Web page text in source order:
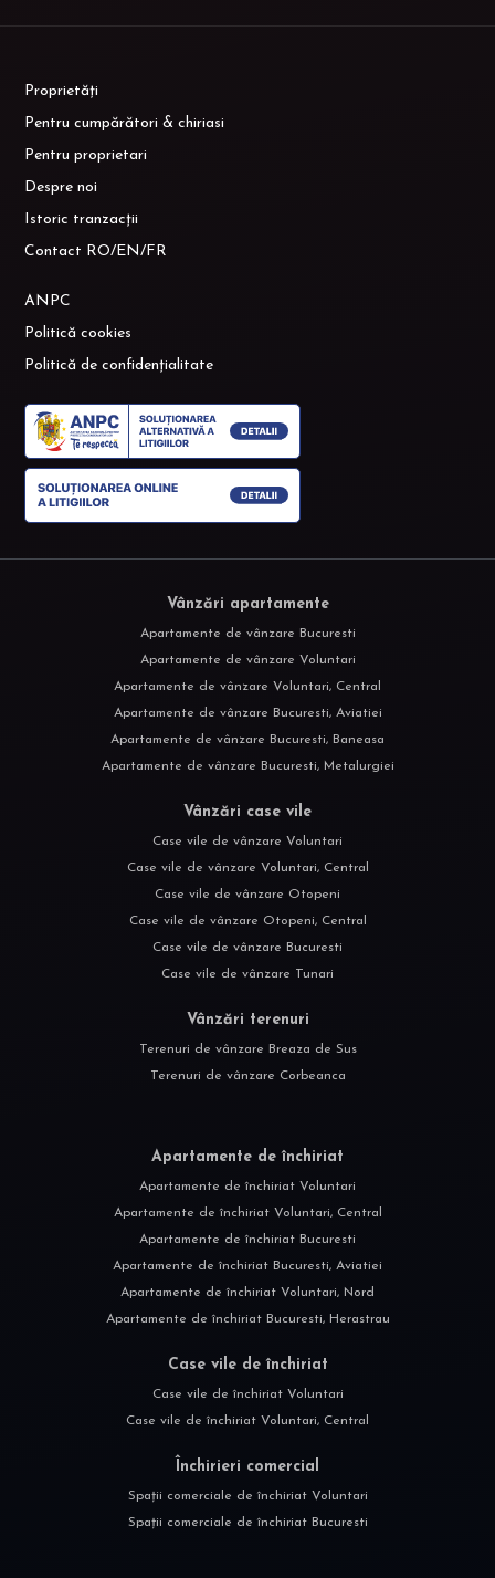
Proprietăți
Pentru cumpărători & chiriasi
Pentru proprietari
Despre noi
Istoric tranzacții
Contact RO/EN/FR
ANPC
Politică cookies
Politică de confidențialitate
Vânzări apartamente
Apartamente de vânzare Bucuresti
Apartamente de vânzare Voluntari
Apartamente de vânzare Voluntari, Central
Apartamente de vânzare Bucuresti, Aviatiei
Apartamente de vânzare Bucuresti, Baneasa
Apartamente de vânzare Bucuresti, Metalurgiei
Vânzări case vile
Case vile de vânzare Voluntari
Case vile de vânzare Voluntari, Central
Case vile de vânzare Otopeni
Case vile de vânzare Otopeni, Central
Case vile de vânzare Bucuresti
Case vile de vânzare Tunari
Vânzări terenuri
Terenuri de vânzare Breaza de Sus
Terenuri de vânzare Corbeanca
Apartamente de închiriat
Apartamente de închiriat Voluntari
Apartamente de închiriat Voluntari, Central
Apartamente de închiriat Bucuresti
Apartamente de închiriat Bucuresti, Aviatiei
Apartamente de închiriat Voluntari, Nord
Apartamente de închiriat Bucuresti, Herastrau
Case vile de închiriat
Case vile de închiriat Voluntari
Case vile de închiriat Voluntari, Central
Închirieri comercial
Spații comerciale de închiriat Voluntari
Spații comerciale de închiriat Bucuresti